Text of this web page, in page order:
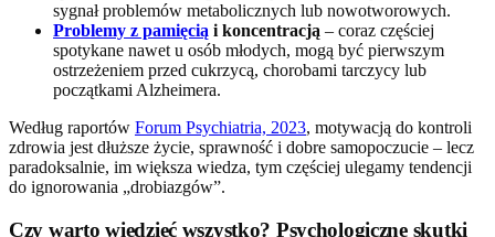
sygnał problemów metabolicznych lub nowotworowych.
Problemy z pamięcią i koncentracją – coraz częściej
spotykane nawet u osób młodych, mogą być pierwszym
ostrzeżeniem przed cukrzycą, chorobami tarczycy lub
początkami Alzheimera.
Według raportów Forum Psychiatria, 2023, motywacją do kontroli
zdrowia jest dłuższe życie, sprawność i dobre samopoczucie – lecz
paradoksalnie, im większa wiedza, tym częściej ulegamy tendencji
do ignorowania „drobiazgów”.
Czy warto wiedzieć wszystko? Psychologiczne skutki